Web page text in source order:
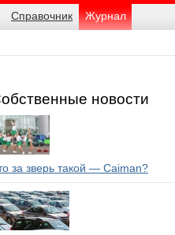
Справочник Журнал
новости
за зверь такой — Caiman?